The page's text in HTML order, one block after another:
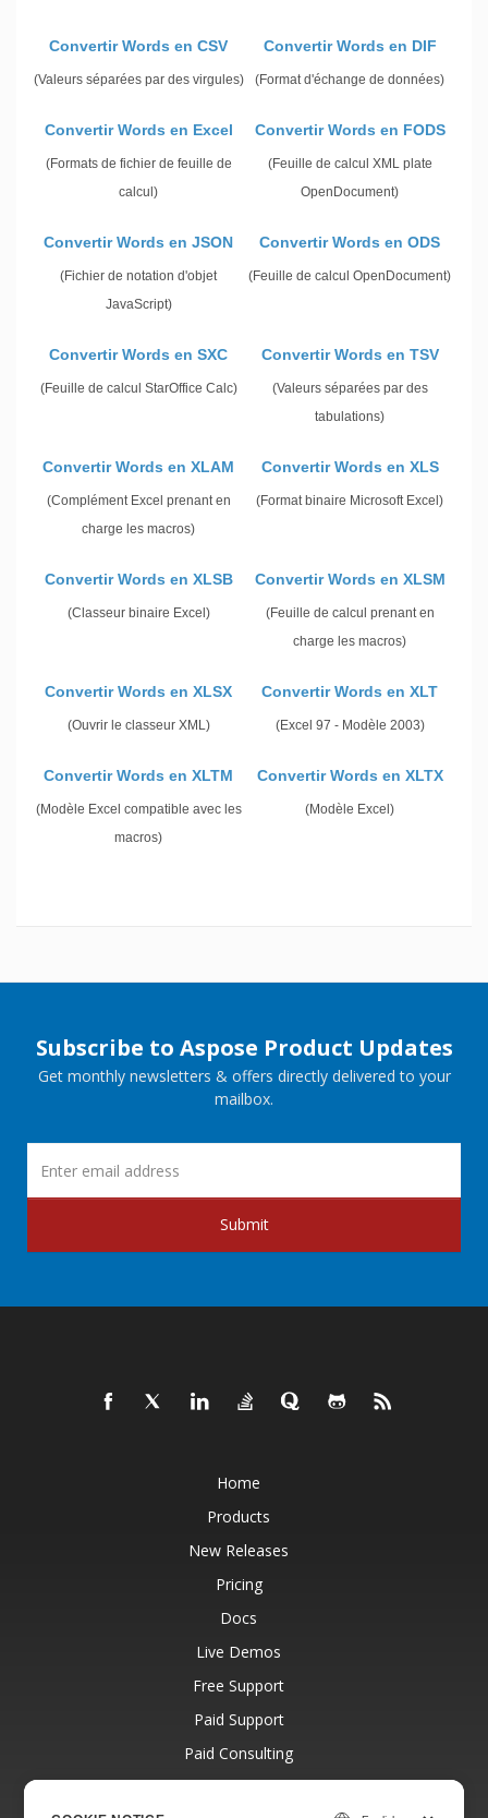
Convertir Words en CSV
(Valeurs séparées par des virgules)
Convertir Words en DIF
(Format d'échange de données)
Convertir Words en Excel
(Formats de fichier de feuille de
calcul)
Convertir Words en FODS
(Feuille de calcul XML plate
OpenDocument)
Convertir Words en JSON
(Fichier de notation d'objet
JavaScript)
Convertir Words en ODS
(Feuille de calcul OpenDocument)
Convertir Words en SXC
(Feuille de calcul StarOffice Calc)
Convertir Words en TSV
(Valeurs séparées par des
tabulations)
Convertir Words en XLAM
(Complément Excel prenant en
charge les macros)
Convertir Words en XLS
(Format binaire Microsoft Excel)
Convertir Words en XLSB
(Classeur binaire Excel)
Convertir Words en XLSM
(Feuille de calcul prenant en
charge les macros)
Convertir Words en XLSX
(Ouvrir le classeur XML)
Convertir Words en XLT
(Excel 97 - Modèle 2003)
Convertir Words en XLTM
(Modèle Excel compatible avec les
macros)
Convertir Words en XLTX
(Modèle Excel)
Subscribe to Aspose Product Updates
Get monthly newsletters & offers directly delivered to your
mailbox.
Submit
Home
Products
New Releases
Pricing
Docs
Live Demos
Free Support
Paid Support
Paid Consulting
Blog